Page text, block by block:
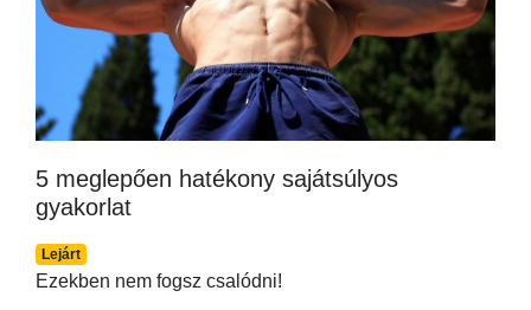
5 meglepően hatékony sajátsúlyos
gyakorlat
Lejárt
Ezekben nem fogsz csalódni!